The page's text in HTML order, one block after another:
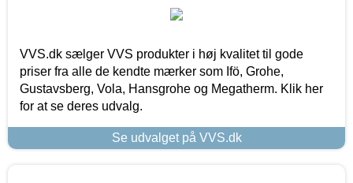
VVS.dk sælger VVS produkter i høj kvalitet til gode
priser fra alle de kendte mærker som Ifö, Grohe,
Gustavsberg, Vola, Hansgrohe og Megatherm. Klik her
for at se deres udvalg.
Se udvalget på VVS.dk